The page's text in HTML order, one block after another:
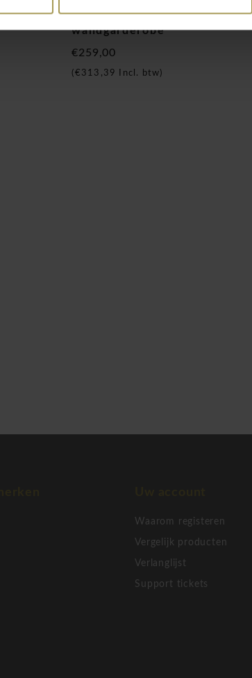
die
subtiel contrast en
voor moderne werk-
–
Hangon Double 6
wandgarderobe
€259,00
€313,39 Incl. btw)
Waarom registeren
Vergelijk producten
Verlanglijst
Support tickets